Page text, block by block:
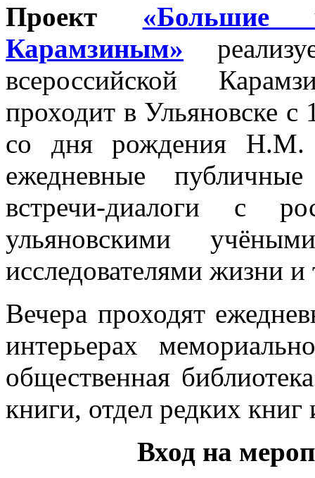
Проект
Карамзиным»
всероссийской
проходит в Ульяновске с
со дня рождения Н.М.
ежедневные
встречи-диалоги с
ульяновскими
исследователями жизни
Вечера проходят
интерьерах
общественная
книги, отдел редких книг
Вход на